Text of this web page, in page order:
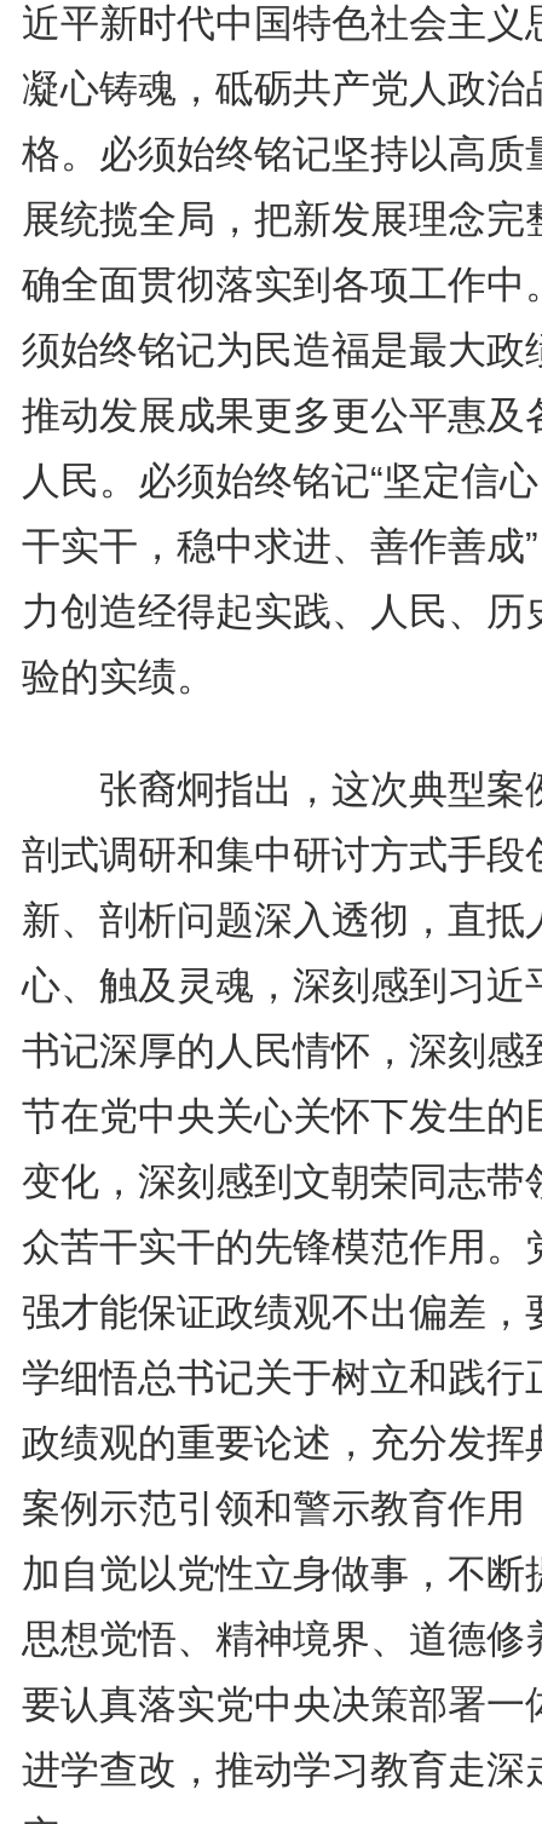
近平新时代中国特色社会主义
凝心铸魂，砥砺共产党人政治
格。必须始终铭记坚持以高质
展统揽全局，把新发展理念完
确全面贯彻落实到各项工作中
须始终铭记为民造福是最大政
推动发展成果更多更公平惠及
人民。必须始终铭记“坚定信
干实干，稳中求进、善作善成
力创造经得起实践、人民、历
验的实绩。
张裔炯指出，这次典型案
剖式调研和集中研讨方式手段
新、剖析问题深入透彻，直抵
心、触及灵魂，深刻感到习近
书记深厚的人民情怀，深刻感
节在党中央关心关怀下发生的
变化，深刻感到文朝荣同志带
众苦干实干的先锋模范作用。
强才能保证政绩观不出偏差，
学细悟总书记关于树立和践行
政绩观的重要论述，充分发挥
案例示范引领和警示教育作用
加自觉以党性立身做事，不断
思想觉悟、精神境界、道德修
要认真落实党中央决策部署一
进学查改，推动学习教育走深